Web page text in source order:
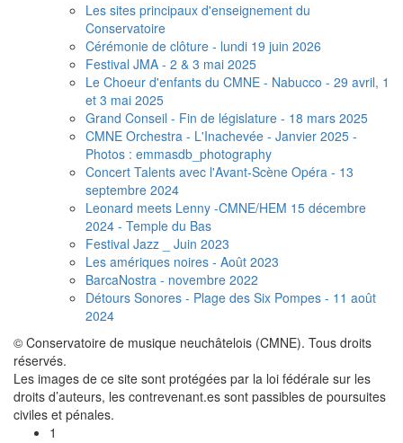
Les sites principaux d'enseignement du
Conservatoire
Cérémonie de clôture - lundi 19 juin 2026
Festival JMA - 2 & 3 mai 2025
Le Choeur d'enfants du CMNE - Nabucco - 29 avril, 1
et 3 mai 2025
Grand Conseil - Fin de législature - 18 mars 2025
CMNE Orchestra - L'Inachevée - Janvier 2025 -
Photos : emmasdb_photography
Concert Talents avec l'Avant-Scène Opéra - 13
septembre 2024
Leonard meets Lenny -CMNE/HEM 15 décembre
2024 - Temple du Bas
Festival Jazz _ Juin 2023
Les amériques noires - Août 2023
BarcaNostra - novembre 2022
Détours Sonores - Plage des Six Pompes - 11 août
2024
© Conservatoire de musique neuchâtelois (CMNE). Tous droits
réservés.
Les images de ce site sont protégées par la loi fédérale sur les
droits d’auteurs, les contrevenant.es sont passibles de poursuites
civiles et pénales.
1